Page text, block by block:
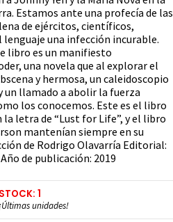
Estamos ante una profecía de las
de ejércitos, científicos,
una infección incurable.
libro es un manifiesto
una novela que al explorar el
y hermosa, un caleidoscopio
un llamado a abolir la fuerza
los conocemos. Este es el libro
letra de “Lust for Life”, y el libro
mantenían siempre en su
de Rodrigo Olavarría Editorial:
de publicación: 2019
STOCK: 1
¡Últimas unidades!